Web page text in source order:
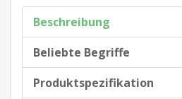
Beschreibung
Beliebte Begriffe
Produktspezifikation